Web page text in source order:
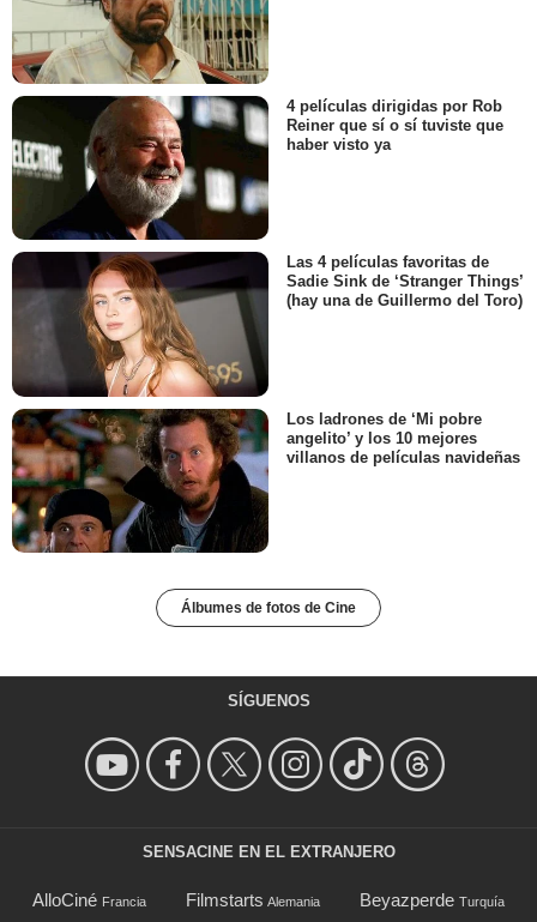
4 películas dirigidas por Rob
Reiner que sí o sí tuviste que
haber visto ya
Las 4 películas favoritas de
Sadie Sink de ‘Stranger Things’
(hay una de Guillermo del Toro)
Los ladrones de ‘Mi pobre
angelito’ y los 10 mejores
villanos de películas navideñas
Álbumes de fotos de Cine
SÍGUENOS
SENSACINE EN EL EXTRANJERO
AlloCiné Francia Filmstarts Alemania Beyazperde Turquía